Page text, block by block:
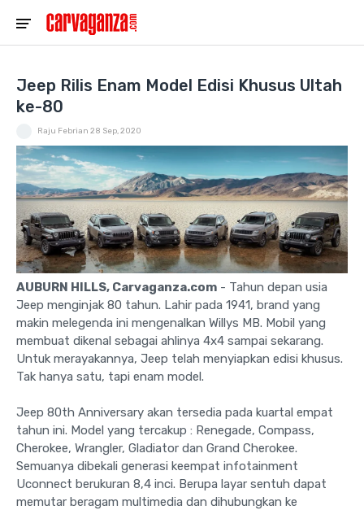
Jeep Rilis Enam Model Edisi Khusus Ultah
ke-80
Raju Febrian 28 Sep, 2020
AUBURN HILLS, Carvaganza.com - Tahun depan usia
Jeep menginjak 80 tahun. Lahir pada 1941, brand yang
makin melegenda ini mengenalkan Willys MB. Mobil yang
membuat dikenal sebagai ahlinya 4x4 sampai sekarang.
Untuk merayakannya, Jeep telah menyiapkan edisi khusus.
Tak hanya satu, tapi enam model.
Jeep 80th Anniversary akan tersedia pada kuartal empat
tahun ini. Model yang tercakup : Renegade, Compass,
Cherokee, Wrangler, Gladiator dan Grand Cherokee.
Semuanya dibekali generasi keempat infotainment
Uconnect berukuran 8,4 inci. Berupa layar sentuh dapat
memutar beragam multimedia dan dihubungkan ke